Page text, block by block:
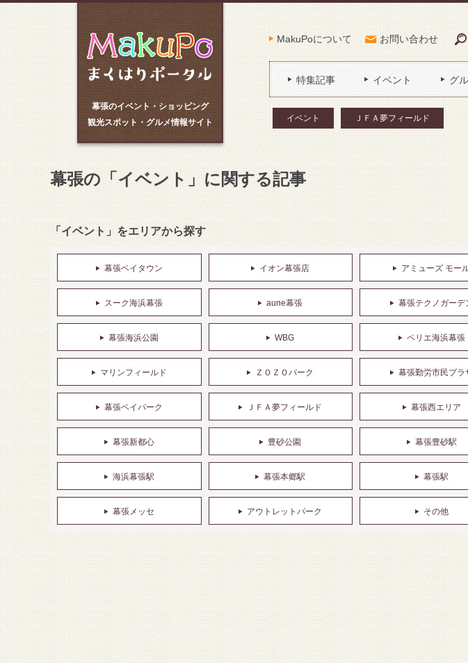
幕張のイベント・ショッピング
観光スポット・グルメ情報サイト
MakuPoについて お問い合わせ
特集記事 イベント グ
イベント ＪＦＡ夢フィールド
幕張の「イベント」に関する記事
「イベント」をエリアから探す
幕張ベイタウン イオン幕張店 アミューズ モー
スーク海浜幕張 aune幕張 幕張テクノガーデ
幕張海浜公園 WBG ペリエ海浜幕張
マリンフィールド ＺＯＺＯパーク 幕張勤労市民プラ
幕張ベイパーク ＪＦＡ夢フィールド 幕張西エリア
幕張新都心 豊砂公園 幕張豊砂駅
海浜幕張駅 幕張本郷駅 幕張駅
幕張メッセ アウトレットパーク その他